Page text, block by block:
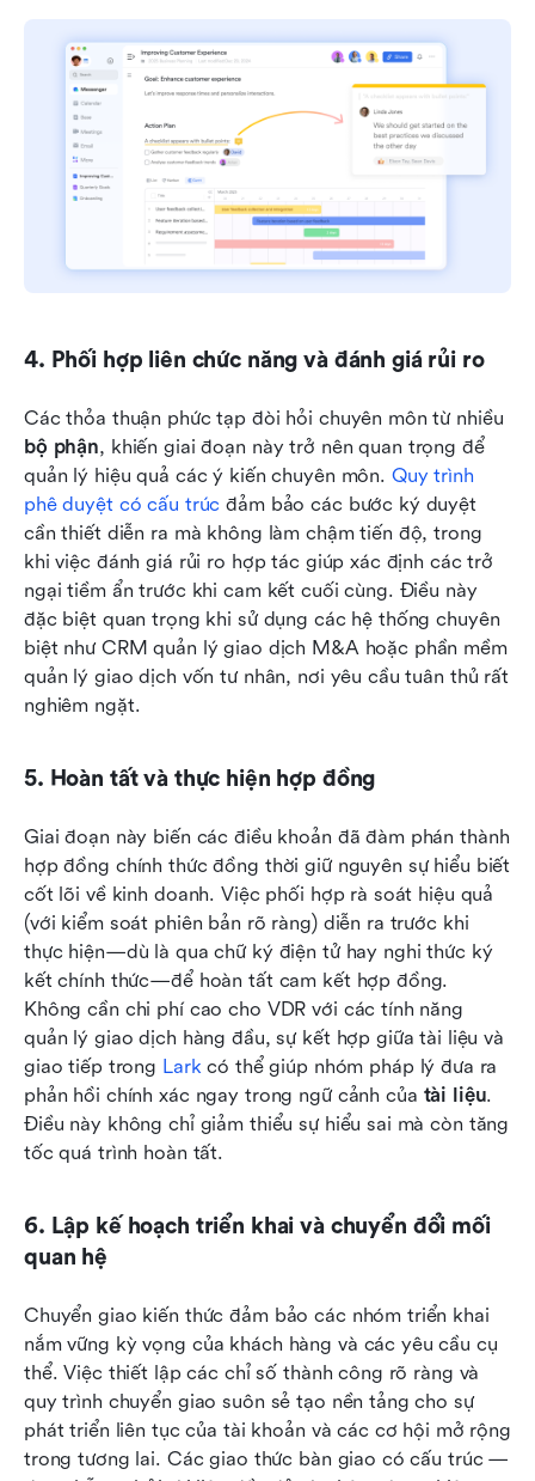
4. Phối hợp liên chức năng và đánh giá rủi ro
bộ phận, khiến giai đoạn này trở nên quan trọng để
quản lý hiệu quả các ý kiến chuyên môn. Quy trình
phê duyệt có cấu trúc đảm bảo các bước ký duyệt
cần thiết diễn ra mà không làm chậm tiến độ, trong
khi việc đánh giá rủi ro hợp tác giúp xác định các trở
ngại tiềm ẩn trước khi cam kết cuối cùng. Điều này
đặc biệt quan trọng khi sử dụng các hệ thống chuyên
biệt như CRM quản lý giao dịch M&A hoặc phần mềm
quản lý giao dịch vốn tư nhân, nơi yêu cầu tuân thủ rất
nghiêm ngặt.
5. Hoàn tất và thực hiện hợp đồng
Giai đoạn này biến các điều khoản đã đàm phán thành
hợp đồng chính thức đồng thời giữ nguyên sự hiểu biết
cốt lõi về kinh doanh. Việc phối hợp rà soát hiệu quả
(với kiểm soát phiên bản rõ ràng) diễn ra trước khi
thực hiện—dù là qua chữ ký điện tử hay nghi thức ký
kết chính thức—để hoàn tất cam kết hợp đồng.
Không cần chi phí cao cho VDR với các tính năng
quản lý giao dịch hàng đầu, sự kết hợp giữa tài liệu và
giao tiếp trong Lark có thể giúp nhóm pháp lý đưa ra
phản hồi chính xác ngay trong ngữ cảnh của tài liệu.
Điều này không chỉ giảm thiểu sự hiểu sai mà còn tăng
tốc quá trình hoàn tất.
6. Lập kế hoạch triển khai và chuyển đổi mối
quan hệ
Chuyển giao kiến thức đảm bảo các nhóm triển khai
nắm vững kỳ vọng của khách hàng và các yêu cầu cụ
thể. Việc thiết lập các chỉ số thành công rõ ràng và
quy trình chuyển giao suôn sẻ tạo nền tảng cho sự
phát triển liên tục của tài khoản và các cơ hội mở rộng
trong tương lai. Các giao thức bàn giao có cấu trúc —